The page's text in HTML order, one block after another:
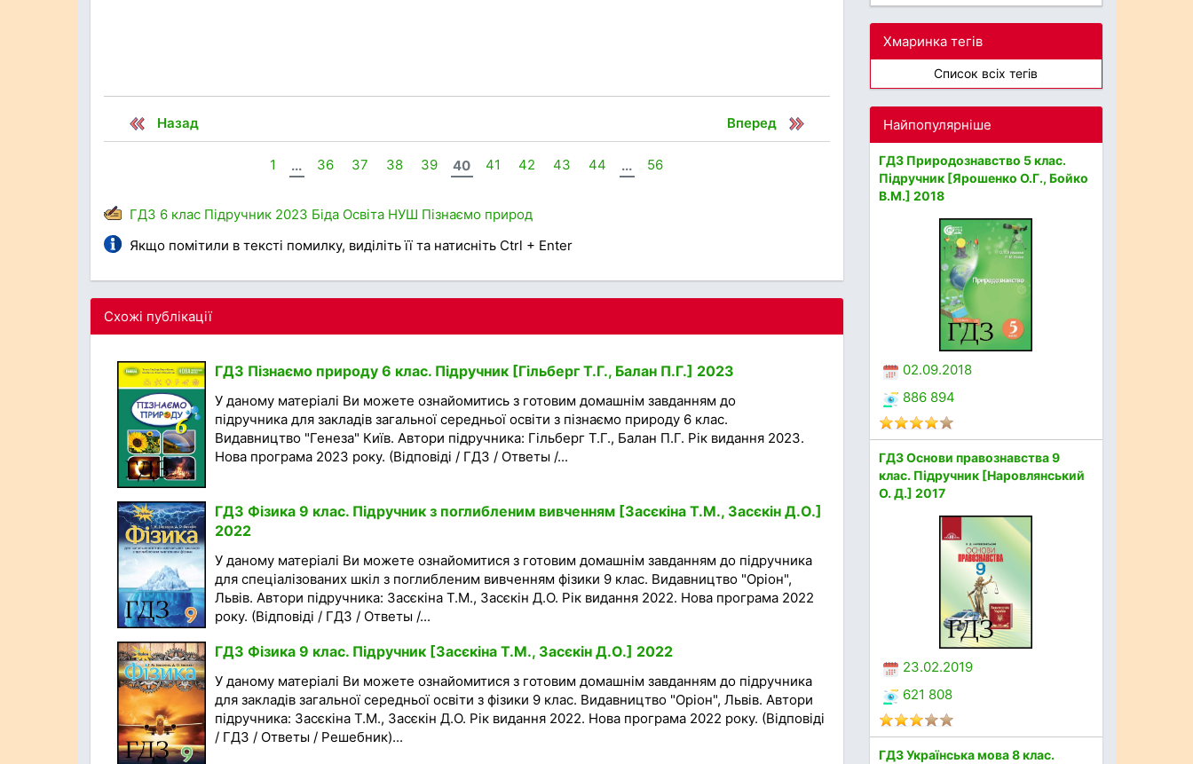
Назад Вперед
1 ... 36 37 38 39 40 41 42 43 44 ... 56
ГДЗ 6 клас Підручник 2023 Біда Освіта НУШ Пізнаємо природ
Якщо помітили в тексті помилку, виділіть її та натисніть Ctrl + Enter
Схожі публікації
ГДЗ Пізнаємо природу 6 клас. Підручник [Гільберг Т.Г., Балан П.Г.] 2023
У даному матеріалі Ви можете ознайомитись з готовим домашнім завданням до
підручника для закладів загальної середньої освіти з пізнаємо природу 6 клас.
Видавництво "Генеза" Київ. Автори підручника: Гільберг Т.Г., Балан П.Г. Рік видання 2023.
Нова програма 2023 року. (Відповіді / ГДЗ / Ответы /...
ГДЗ Фізика 9 клас. Підручник з поглибленим вивченням [Засєкіна Т.М., Засєкін Д.О.]
2022
У даному матеріалі Ви можете ознайомитися з готовим домашнім завданням до підручника
для спеціалізованих шкіл з поглибленим вивченням фізики 9 клас. Видавництво "Оріон",
Львів. Автори підручника: Засєкіна Т.М., Засєкін Д.О. Рік видання 2022. Нова програма 2022
року. (Відповіді / ГДЗ / Ответы /...
ГДЗ Фізика 9 клас. Підручник [Засєкіна Т.М., Засєкін Д.О.] 2022
У даному матеріалі Ви можете ознайомитися з готовим домашнім завданням до підручника
для закладів загальної середньої освіти з фізики 9 клас. Видавництво "Оріон", Львів. Автори
підручника: Засєкіна Т.М., Засєкін Д.О. Рік видання 2022. Нова програма 2022 року. (Відповіді
/ ГДЗ / Ответы / Решебник)...
Хмаринка тегів
Список всіх тегів
Найпопулярніше
ГДЗ Природознавство 5 клас.
Підручник [Ярошенко О.Г., Бойко
В.М.] 2018
02.09.2018
886 894
ГДЗ Основи правознавства 9
клас. Підручник [Наровлянський
О. Д.] 2017
23.02.2019
621 808
ГДЗ Українська мова 8 клас.